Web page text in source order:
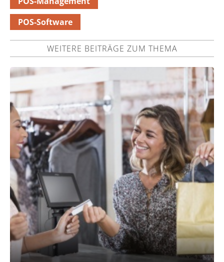
POS-Software
WEITERE BEITRÄGE ZUM THEMA